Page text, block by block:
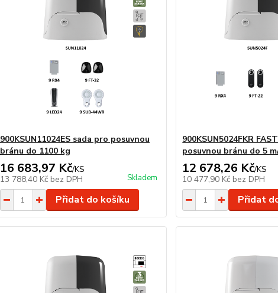
900KSUN11024ES sada pro posuvnou
bránu do 1100 kg
16 683,97 Kč/KS
13 788,40 Kč bez DPH Skladem
Přidat do košíku
900KSUN5024FKR
posuvnou bránu do 5
12 678,26 Kč/KS
10 477,90 Kč bez DPH
Přidat